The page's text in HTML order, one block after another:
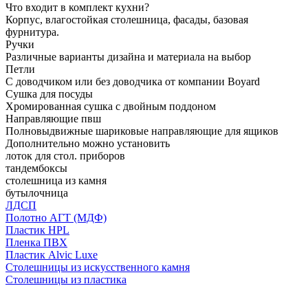
Что входит в комплект кухни?
Корпус, влагостойкая столешница, фасады, базовая
фурнитура.
Ручки
Различные варианты дизайна и материала на выбор
Петли
С доводчиком или без доводчика от компании Boyard
Сушка для посуды
Хромированная сушка с двойным поддоном
Направляющие пвш
Полновыдвижные шариковые направляющие для ящиков
Дополнительно можно установить
лоток для стол. приборов
тандембоксы
столешница из камня
бутылочница
ЛДСП
Полотно АГТ (МДФ)
Пластик HPL
Пленка ПВХ
Пластик Alvic Luxe
Столешницы из искусственного камня
Столешницы из пластика